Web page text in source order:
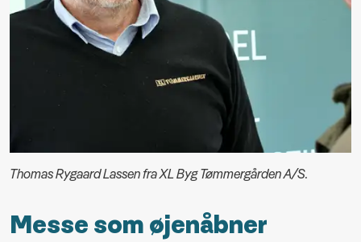
Thomas Rygaard Lassen fra XL Byg Tømmergården A/S.
Messe som øjenåbner